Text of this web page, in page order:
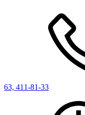
63, 411-81-33